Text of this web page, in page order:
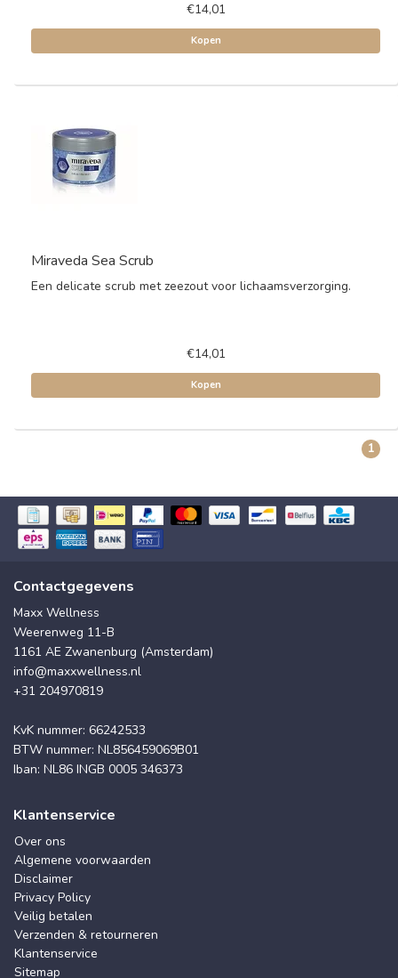
€14,01
Kopen
Miraveda Sea Scrub
Een delicate scrub met zeezout voor lichaamsverzorging.
€14,01
Kopen
1
Contactgegevens
Maxx Wellness
Weerenweg 11-B
1161 AE Zwanenburg (Amsterdam)
info@maxxwellness.nl
+31 204970819
KvK nummer: 66242533
BTW nummer: NL856459069B01
Iban: NL86 INGB 0005 346373
Klantenservice
Over ons
Algemene voorwaarden
Disclaimer
Privacy Policy
Veilig betalen
Verzenden & retourneren
Klantenservice
Sitemap